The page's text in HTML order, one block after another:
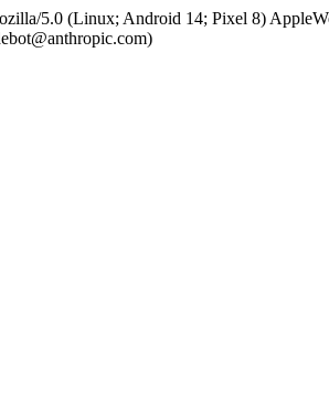
5.0 (Linux; Android 14; Pixel 8)